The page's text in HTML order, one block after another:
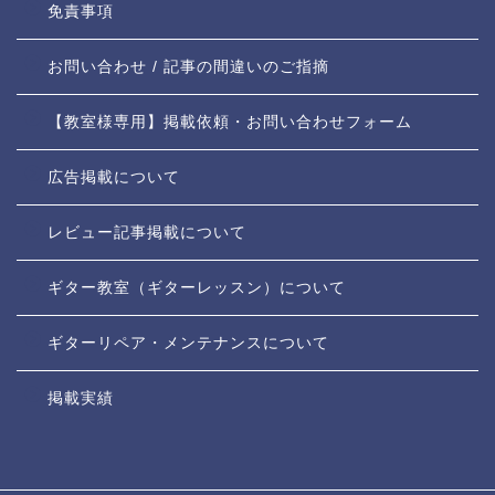
免責事項
お問い合わせ / 記事の間違いのご指摘
【教室様専用】掲載依頼・お問い合わせフォーム
広告掲載について
レビュー記事掲載について
ギター教室（ギターレッスン）について
ギターリペア・メンテナンスについて
掲載実績